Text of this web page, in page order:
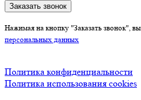
Заказать звонок
Нажимая на кнопку "Заказать звонок",
персональных данных
Политика конфиденциальности
Политика использования cookies